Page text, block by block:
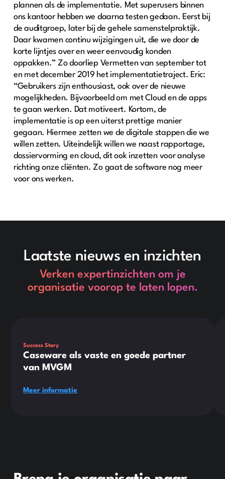
plannen als de implementatie. Met superusers binnen
ons kantoor hebben we daarna testen gedaan. Eerst bij
de auditgroep, later bij de gehele samenstelpraktijk.
Daar kwamen continu wijzigingen uit, die we door de
korte lijntjes over en weer eenvoudig konden
oppakken.” Zo doorliep Vermetten van september tot
en met december 2019 het implementatietraject. Eric:
“Gebruikers zijn enthousiast, ook over de nieuwe
mogelijkheden. Bijvoorbeeld om met Cloud en de apps
te gaan werken. Dat motiveert. Kortom, de
implementatie is op een uiterst prettige manier
gegaan. Hiermee zetten we de digitale stappen die we
willen zetten. Uiteindelijk willen we naast rapportage,
dossiervorming en cloud, dit ook inzetten voor analyse
richting onze cliënten. Zo gaat de software nog meer
voor ons werken.
Laatste nieuws en inzichten
Verken expertinzichten om je
organisatie voorop te laten lopen.
Success Story
Caseware als vaste en goede partner
van MVGM
Meer informatie